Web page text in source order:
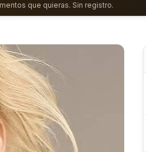
que quieras. Sin registro.